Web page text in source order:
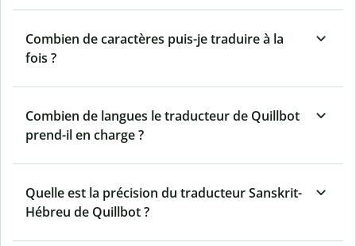
Combien de caractères puis-je traduire à la
fois ?
Combien de langues le traducteur de Quillbot
prend-il en charge ?
Quelle est la précision du traducteur Sanskrit-
Hébreu de Quillbot ?